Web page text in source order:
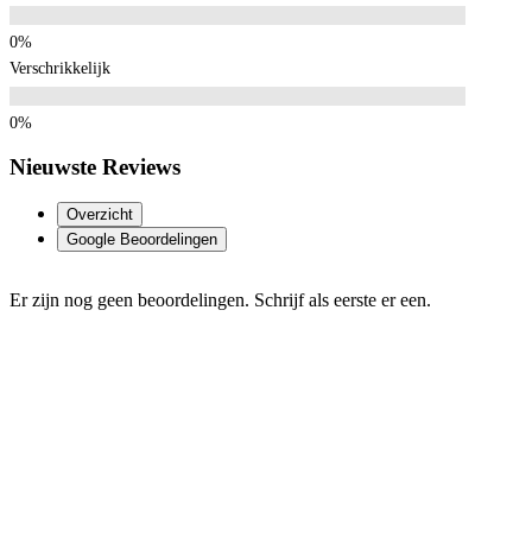
Verschrikkelijk
Nieuwste Reviews
Overzicht
Google Beoordelingen
Er zijn nog geen beoordelingen. Schrijf als eerste er een.